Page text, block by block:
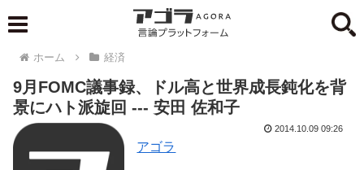
ホーム 経済
9月FOMC議事録、ドル高と世界成長鈍化を背
景にハト派旋回 --- 安田 佐和子
アゴラ
2014.10.09 09:26